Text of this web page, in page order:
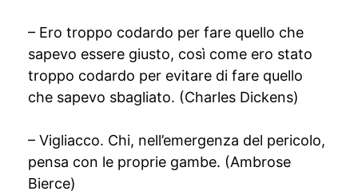
– Ero troppo codardo per fare quello che
sapevo essere giusto, così come ero stato
troppo codardo per evitare di fare quello
che sapevo sbagliato. (Charles Dickens)
– Vigliacco. Chi, nell’emergenza del pericolo,
pensa con le proprie gambe. (Ambrose
Bierce)